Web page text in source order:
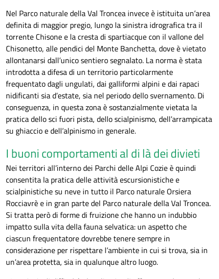
Nel Parco naturale della Val Troncea invece è istituita un’area
definita di maggior pregio, lungo la sinistra idrografica tra il
torrente Chisone e la cresta di spartiacque con il vallone del
Chisonetto, alle pendici del Monte Banchetta, dove è vietato
allontanarsi dall’unico sentiero segnalato. La norma è stata
introdotta a difesa di un territorio particolarmente
frequentato dagli ungulati, dai galliformi alpini e dai rapaci
nidificanti sia d’estate, sia nel periodo dello svernamento. Di
conseguenza, in questa zona è sostanzialmente vietata la
pratica dello sci fuori pista, dello scialpinismo, dell’arrampicata
su ghiaccio e dell’alpinismo in generale.
I buoni comportamenti al di là dei divieti
Nei territori all’interno dei Parchi delle Alpi Cozie è quindi
consentita la pratica delle attività escursionistiche e
scialpinistiche su neve in tutto il Parco naturale Orsiera
Rocciavrè e in gran parte del Parco naturale della Val Troncea.
Si tratta però di forme di fruizione che hanno un indubbio
impatto sulla vita della fauna selvatica: un aspetto che
ciascun frequentatore dovrebbe tenere sempre in
considerazione per rispettare l’ambiente in cui si trova, sia in
un’area protetta, sia in qualunque altro luogo.